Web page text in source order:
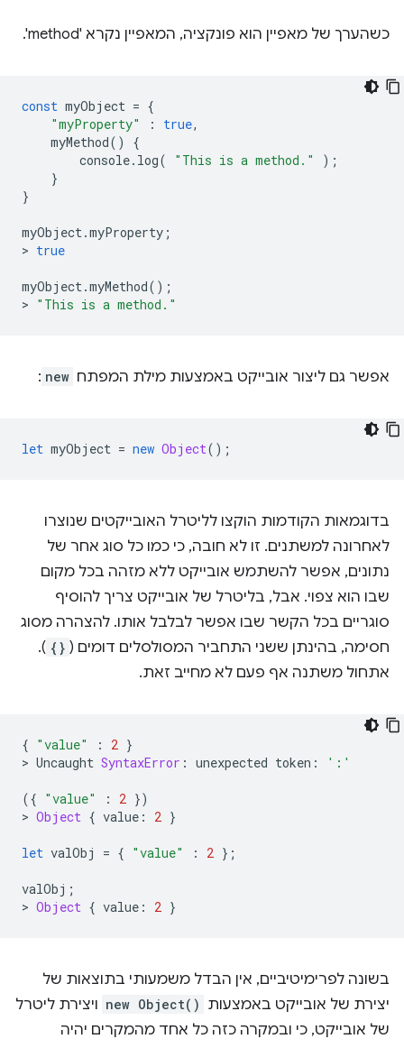
כשהערך של מאפיין הוא פונקציה, המאפיין נקרא 'method'.
const myObject = {
"myProperty"
: true,
myMethod()
{
console. log( "This is a method."
);
}
}
myObject.myProperty ;
> true
myObject.myMethod();
> "This is a method."
אפשר גם ליצור אובייקט באמצעות מילת המפתח new
:
let myObject = new Object();
בדוגמאות הקודמות הוקצו לליטרל האובייקטים שנוצרו
לאחרונה למשתנים. זו לא חובה, כי כמו כל סוג אחר של
נתונים, אפשר להשתמש אובייקט ללא מזהה בכל מקום
שבו הוא צפוי. אבל, בליטרל של אובייקט צריך להוסיף
סוגריים בכל הקשר שבו אפשר לבלבל אותו. להצהרה מסוג
חסימה, בהינתן ששני התחביר המסולסלים דומים ( {}
).
אתחול משתנה אף פעם לא מחייב זאת.
{ "value" : 2 }
> Uncaught SyntaxError : unexpected token : ':'
({ "value" : 2 })
> Object { value : 2 }
let valObj = { "value" : 2 };
valObj ;
> Object { value : 2 }
בשונה לפרימיטיביים, אין הבדל משמעותי בתוצאות של
יצירת של אובייקט באמצעות new Object() ויצירת ליטרל
של אובייקט, כי ובמקרה כזה כל אחד מהמקרים יהיה